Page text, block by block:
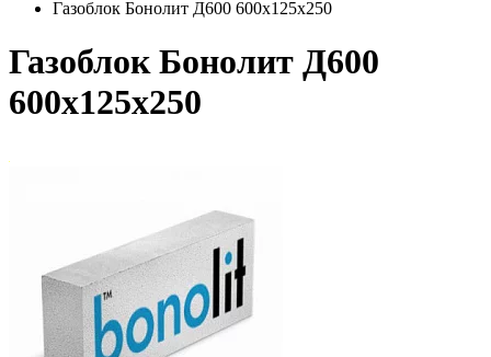
Газоблок Бонолит Д600 600x125x250
Газоблок Бонолит Д600
600x125x250